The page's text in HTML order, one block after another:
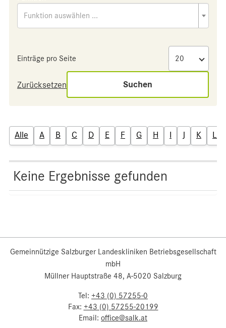
Funktion auswählen ...
Einträge pro Seite
Zurücksetzen Suchen
Alle A B C D E F G H I J K L
Keine Ergebnisse gefunden
Gemeinnützige Salzburger Landeskliniken Betriebsgesellschaft
mbH
Müllner Hauptstraße 48, A-5020 Salzburg
Tel: +43 (0) 57255-0
Fax: +43 (0) 57255-20199
Email: office@salk.at